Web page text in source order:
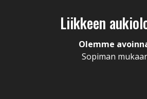
Liikkeen
Olemme
Sopiman